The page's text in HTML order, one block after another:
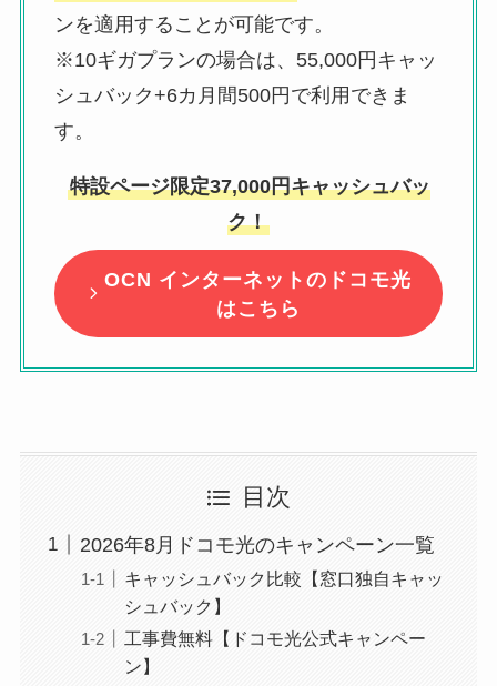
ンを適用することが可能です。
※10ギガプランの場合は、55,000円キャッ
シュバック+6カ月間500円で利用できま
す。
特設ページ限定37,000円キャッシュバッ
ク！
OCN インターネットのドコモ光
はこちら
目次
2026年8月ドコモ光のキャンペーン一覧
キャッシュバック比較【窓口独自キャッ
シュバック】
工事費無料【ドコモ光公式キャンペー
ン】